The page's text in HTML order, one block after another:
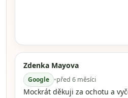
Zdenka Mayova
Google •před 6 měsíci
Mockrát děkuji za ochotu a